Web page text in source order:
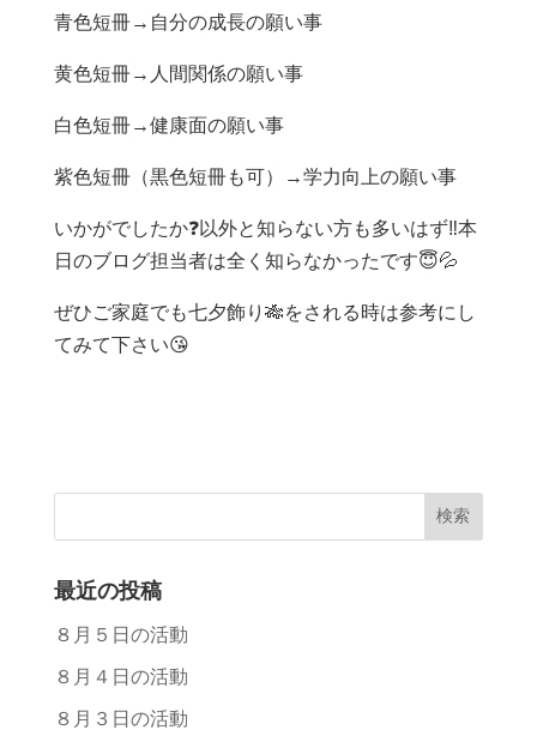
青色短冊→自分の成長の願い事
黄色短冊→人間関係の願い事
白色短冊→健康面の願い事
紫色短冊（黒色短冊も可）→学力向上の願い事
いかがでしたか❓以外と知らない方も多いはず‼️本
日のブログ担当者は全く知らなかったです😇💦
ぜひご家庭でも七夕飾り🎋をされる時は参考にし
てみて下さい😘
最近の投稿
８月５日の活動
８月４日の活動
８月３日の活動